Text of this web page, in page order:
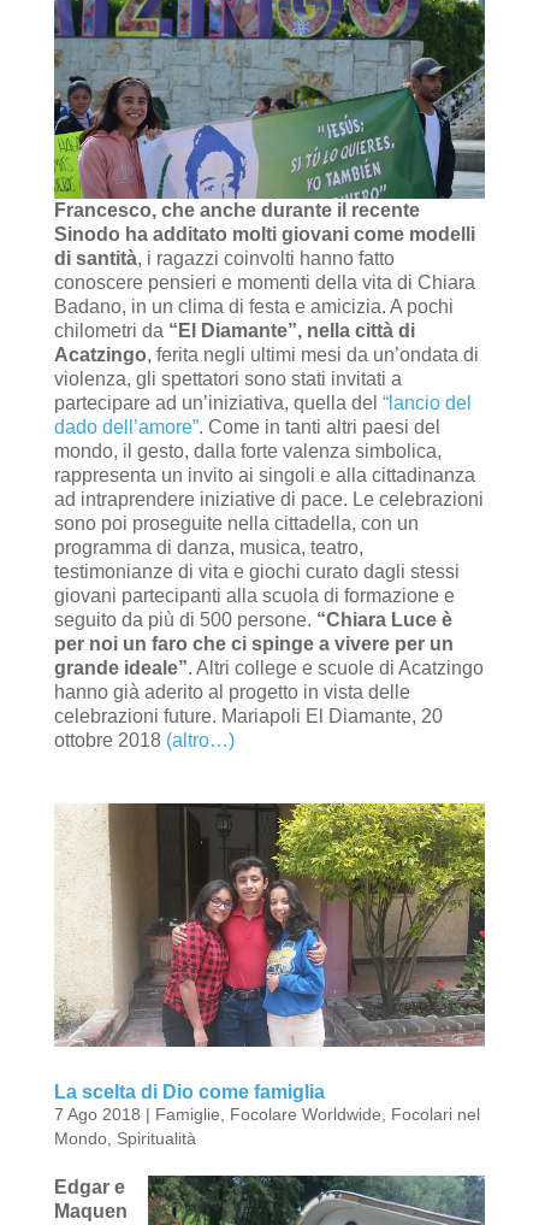
Francesco, che anche durante il recente
Sinodo ha additato molti giovani come modelli
di santità, i ragazzi coinvolti hanno fatto
conoscere pensieri e momenti della vita di Chiara
Badano, in un clima di festa e amicizia. A pochi
chilometri da “El Diamante”, nella città di
Acatzingo, ferita negli ultimi mesi da un’ondata di
violenza, gli spettatori sono stati invitati a
partecipare ad un’iniziativa, quella del “lancio del
dado dell’amore”. Come in tanti altri paesi del
mondo, il gesto, dalla forte valenza simbolica,
rappresenta un invito ai singoli e alla cittadinanza
ad intraprendere iniziative di pace. Le celebrazioni
sono poi proseguite nella cittadella, con un
programma di danza, musica, teatro,
testimonianze di vita e giochi curato dagli stessi
giovani partecipanti alla scuola di formazione e
seguito da più di 500 persone. “Chiara Luce è
per noi un faro che ci spinge a vivere per un
grande ideale”. Altri college e scuole di Acatzingo
hanno già aderito al progetto in vista delle
celebrazioni future. Mariapoli El Diamante, 20
ottobre 2018 (altro…)
La scelta di Dio come famiglia
7 Ago 2018 | Famiglie Focolare Worldwide
Focolari nel
Mondo, Spiritualità
Edgar e
Maquen